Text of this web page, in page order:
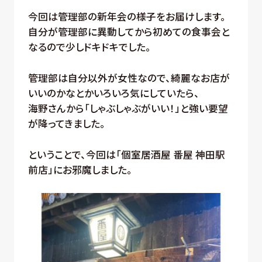
今回は管理部の新年会の様子をお届けします。
自分が管理部に異動してから初めての食事会と
なるので少しドキドキでした。
管理部は自分以外が女性なので、綺麗なお店が
いいのかなとかいろいろ気にしていたら、
海野さんから「しゃぶしゃぶがいい！」と強い要望
が降ってきました。
ということで、今回は「個室居酒屋 番屋 神田駅
前店」にお邪魔しました。